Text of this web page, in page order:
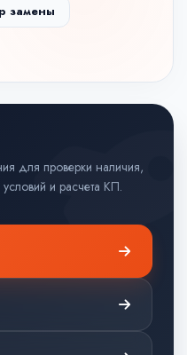
замены
для проверки наличия,
и расчета КП.